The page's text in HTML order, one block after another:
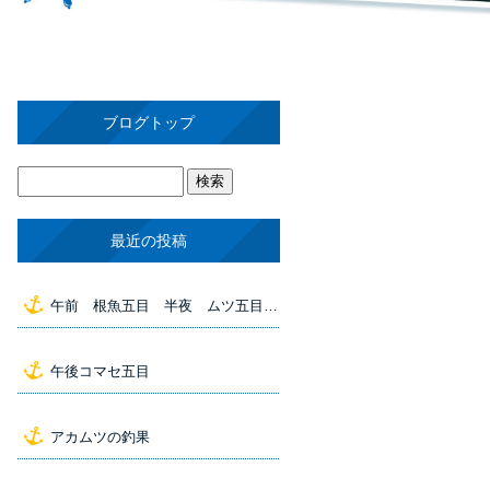
ブログトップ
最近の投稿
午前 根魚五目 半夜 ムツ五目 の釣果
午後コマセ五目
アカムツの釣果